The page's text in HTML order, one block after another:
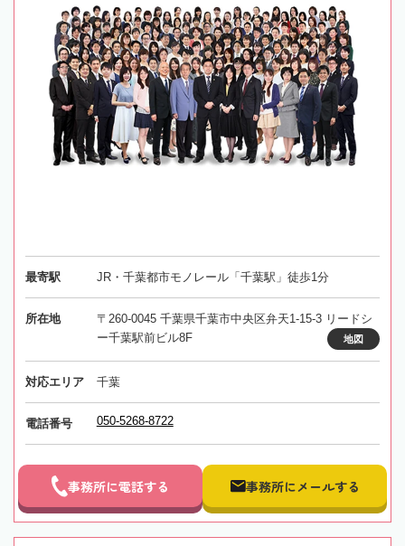
最寄駅 JR・千葉都市モノレール「千葉駅」徒歩1分
所在地
〒260-0045 千葉県千葉市中央区弁天1-15-3 リードシ
ー千葉駅前ビル8F
地図
対応エリア 千葉
電話番号 050-5268-8722
事務所に電話する 事務所にメールする